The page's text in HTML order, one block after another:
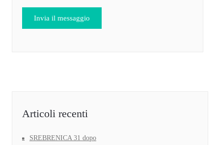
Articoli recenti
SREBRENICA 31 dopo